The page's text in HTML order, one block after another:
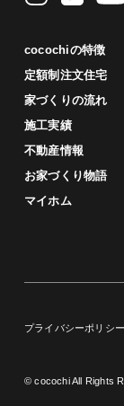
cocochiの特徴
定額制注文住宅
家づくりの流れ
施工実績
不動産情報
お家づくり物語
マイホム
プライバシーポリシー
© cocochi All Rights